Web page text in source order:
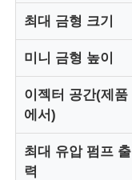
제품 소개
회사 소개
공장 투어
최대 금형 크기
미니 금형 높이
이젝터 공간(제품
에서)
최대 유압 펌프 출
력